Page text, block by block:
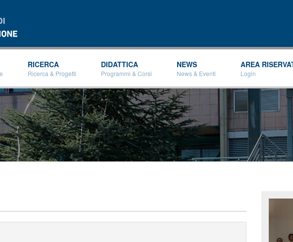
RICERCA
Ricerca & Progetti
DIDATTICA
Programmi & Corsi
NEWS
News & Eventi
AREA
Login